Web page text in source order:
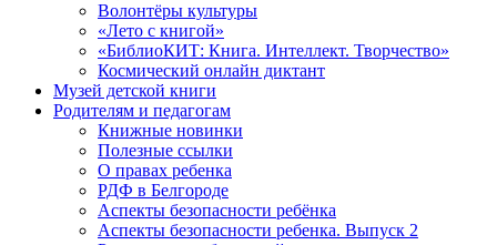
Волонтёры культуры
«Лето с книгой»
«БиблиоКИТ: Книга. Интеллект. Творчество»
Космический онлайн диктант
Музей детской книги
Родителям и педагогам
Книжные новинки
Полезные ссылки
О правах ребенка
РДФ в Белгороде
Аспекты безопасности ребёнка
Аспекты безопасности ребенка. Выпуск 2